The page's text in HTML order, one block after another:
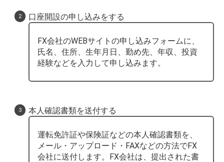
口座開設の申し込みをする
FX会社のWEBサイトの申し込みフォームに、
氏名、住所、生年月日、勤め先、年収、投資
経験などを入力して申し込みます。
本人確認書類を送付する
運転免許証や保険証などの本人確認書類を、
メール・アップロード・FAXなどの方法でFX
会社に送付します。FX会社は、提出された書